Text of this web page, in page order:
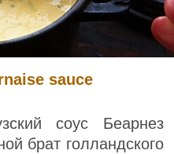
sauce
соус Беарнез
брат голландского